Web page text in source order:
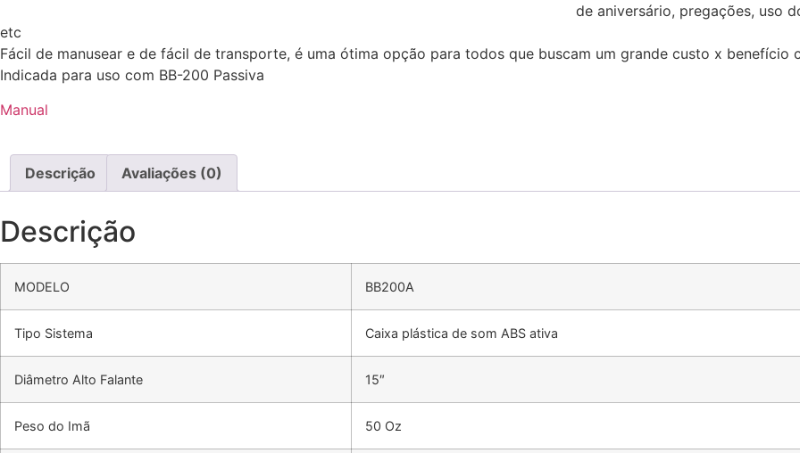
de aniversário, pregações, uso
etc
Fácil de manusear e de fácil de transporte, é uma ótima opção para todos que buscam um grande custo x benefício
Indicada para uso com BB-200 Passiva
Manual
Descrição Avaliações (0)
Descrição
MODELO BB200A
Tipo Sistema Caixa plástica de som ABS ativa
Diâmetro Alto Falante 15″
Peso do Imã 50 Oz